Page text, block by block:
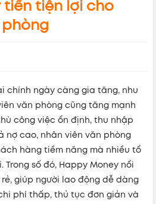
tiền tiện lợi cho
chính ngày càng gia tăng, nhu
văn phòng cũng tăng mạnh
công việc ổn định, thu nhập
nợ cao, nhân viên văn phòng
hàng tiềm năng mà nhiều tổ
số đó, Happy Money nổi
giúp người lao động dễ dàng
phí thấp, thủ tục đơn giản và